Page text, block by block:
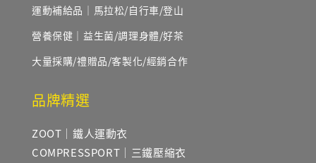
運動補給品｜馬拉松/自行車/登山
營養保健｜益生菌/調理身體/好茶
大量採購/禮贈品/客製化/經銷合作
品牌精選
ZOOT｜鐵人運動衣
COMPRESSPORT｜三鐵壓縮衣